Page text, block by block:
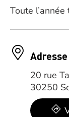
Toute
Adresse
20 rue
30250